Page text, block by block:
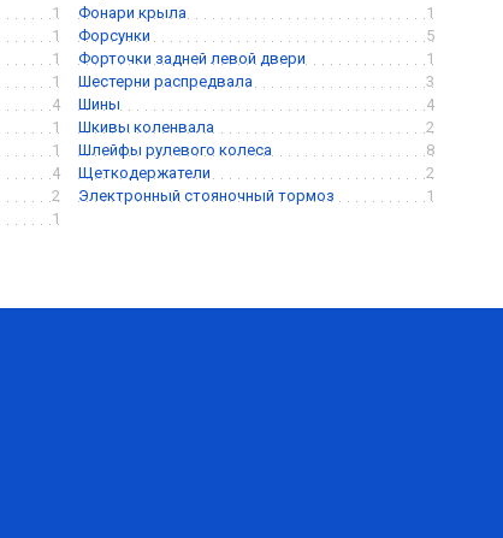
1
1
1
1
4
1
1
4
2
1
Фонари крыла
1
Форсунки
5
Форточки задней левой двери
1
Шестерни распредвала
3
Шины
4
Шкивы коленвала
2
Шлейфы рулевого колеса
8
Щеткодержатели
2
Электронный стояночный тормоз
1